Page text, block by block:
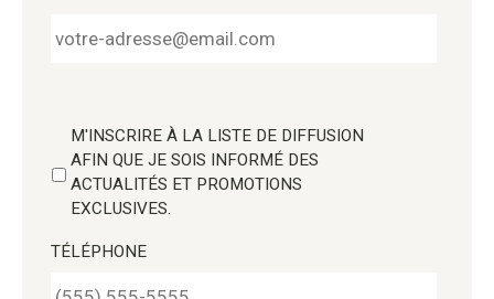
M'INSCRIRE À LA LISTE DE DIFFUSION
AFIN QUE JE SOIS INFORMÉ DES
ACTUALITÉS ET PROMOTIONS
EXCLUSIVES.
TÉLÉPHONE